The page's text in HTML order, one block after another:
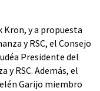
Kron, y a propuesta
y RSC, el Consejo
Presidente del
RSC. Además, el
Garijo miembro